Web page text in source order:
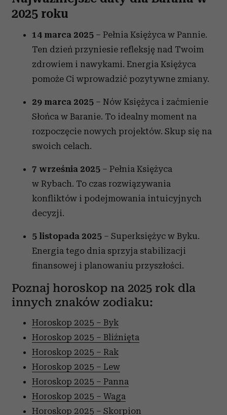
2025 roku
14 marca 2025 – Pełnia Księżyca w Pannie.
Ten dzień przyniesie refleksję nad Twoim
zdrowiem i nawykami. Energia Księżyca
pomoże Ci wprowadzić pozytywne zmiany.
29 marca 2025 – Nów Księżyca i zaćmienie
Słońca w Baranie. To idealny moment na
rozpoczęcie nowych projektów. Skup się na
swoich celach.
7 września 2025 – Pełnia Księżyca
w Rybach. To czas rozwiązywania
konfliktów i podejmowania intuicyjnych
decyzji.
5 listopada 2025 – Superksiężyc w Byku.
Energia tego dnia sprzyja stabilizacji
finansowej i planowaniu przyszłości.
Poznaj horoskop na 2025 rok dla
innych znaków zodiaku:
Horoskop 2025 – Byk
Horoskop 2025 – Bliźnięta
Horoskop 2025 – Rak
Horoskop 2025 – Lew
Horoskop 2025 – Panna
Horoskop 2025 – Waga
Horoskop 2025 – Skorpion